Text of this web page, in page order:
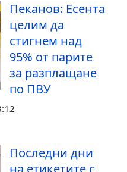
Пеканов: Есента
целим да
стигнем над
95% от парите
за разплащане
по ПВУ
Последни дни
на етикетите с